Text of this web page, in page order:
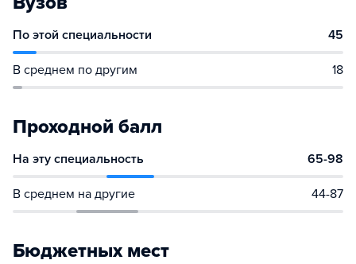
По этой специальности 45
В среднем по другим 18
Проходной балл
На эту специальность 65-98
В среднем на другие 44-87
Бюджетных мест